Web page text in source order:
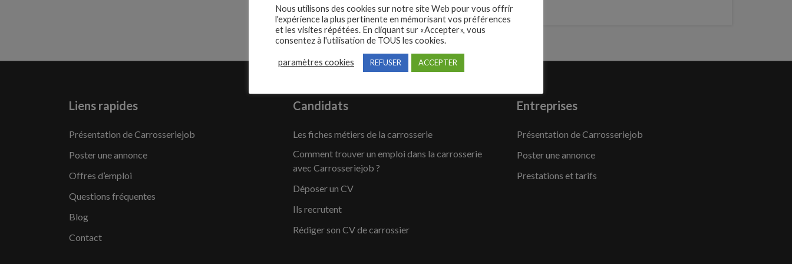
Liens rapides
Présentation de Carrosseriejob
Poster une annonce
Offres d’emploi
Questions fréquentes
Blog
Contact
Candidats
Les fiches métiers de la carrosserie
Comment trouver un emploi dans la carrosserie
avec Carrosseriejob ?
Déposer un CV
Ils recrutent
Rédiger son CV de carrossier
Entreprises
Présentation de Carrosseriejob
Poster une annonce
Prestations et tarifs
Nous utilisons des cookies sur notre site Web pour vous offrir
l'expérience la plus pertinente en mémorisant vos préférences
et les visites répétées. En cliquant sur «Accepter», vous
consentez à l'utilisation de TOUS les cookies.
paramètres cookies REFUSER ACCEPTER